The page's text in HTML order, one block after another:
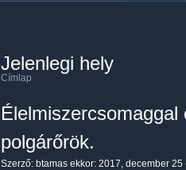
Jelenlegi hely
Címlap
polgárőrök.
Szerző: btamas ekkor: 2017, december 25